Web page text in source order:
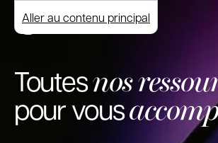
Aller au contenu principal
Toutesnos
pour vous